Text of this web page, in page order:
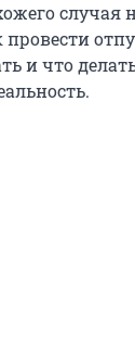
провести
и что